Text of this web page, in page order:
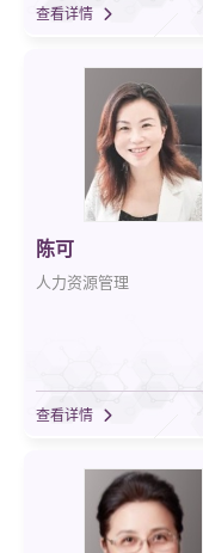
查看详情
陈可
人力资源管理
查看详情